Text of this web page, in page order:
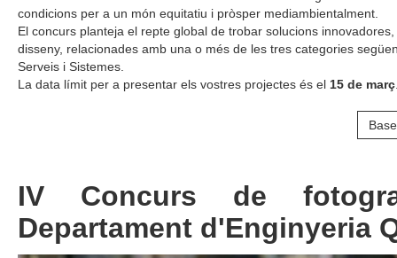
condicions per a un món equitatiu i pròsper mediambientalment.
El concurs planteja el repte global de trobar solucions
disseny, relacionades amb una o més de les tres categories
Serveis i Sistemes.
La data límit per a presentar els vostres projectes és el 15 de març
IV Concurs de
Departament d'Enginyeria